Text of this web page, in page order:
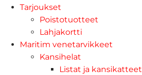
Tarjoukset
Poistotuotteet
Lahjakortti
Maritim venetarvikkeet
Kansihelat
Listat ja kansikatteet